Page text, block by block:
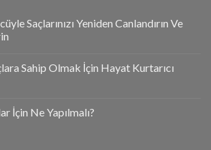
Saçlarınızı Yeniden Canlandırın Ve
Sahip Olmak İçin Hayat Kurtarıcı
İçin Ne Yapılmalı?